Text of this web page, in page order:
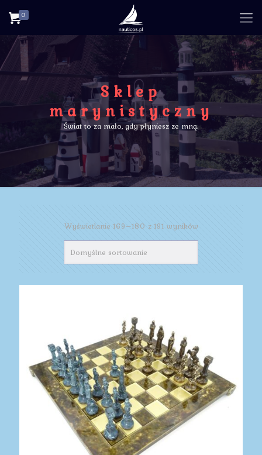
0
Sklep
marynistyczny
Świat to za mało, gdy płyniesz ze mną.
Wyświetlanie 169–180 z 191 wyników